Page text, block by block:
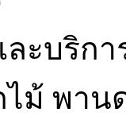
ะบริก
ม้ พา